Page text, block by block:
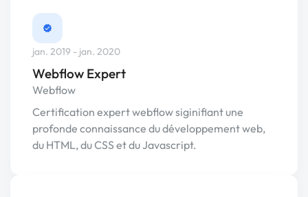
jan. 2019 - jan. 2020
Webflow Expert
Webflow
Certification expert webflow siginifiant une
profonde connaissance du développement web,
du HTML, du CSS et du Javascript.